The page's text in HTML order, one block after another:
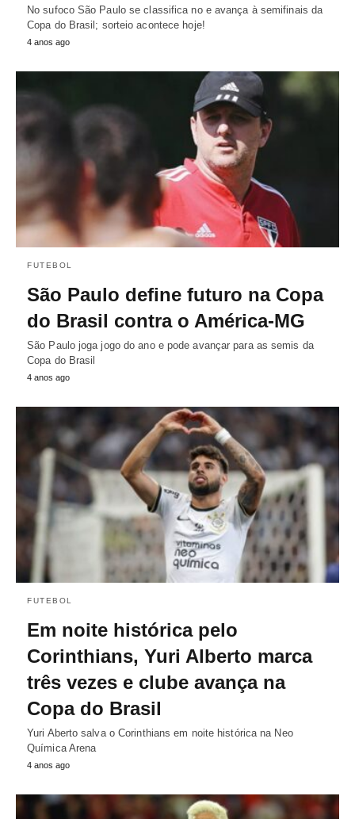
No sufoco São Paulo se classifica no e avança à semifinais da
Copa do Brasil; sorteio acontece hoje!
4 anos ago
FUTEBOL
São Paulo define futuro na Copa
do Brasil contra o América-MG
São Paulo joga jogo do ano e pode avançar para as semis da
Copa do Brasil
4 anos ago
FUTEBOL
Em noite histórica pelo
Corinthians, Yuri Alberto marca
três vezes e clube avança na
Copa do Brasil
Yuri Aberto salva o Corinthians em noite histórica na Neo
Química Arena
4 anos ago